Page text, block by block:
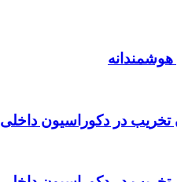
هوشمندانه
تخریب در دکوراسیون داخلی